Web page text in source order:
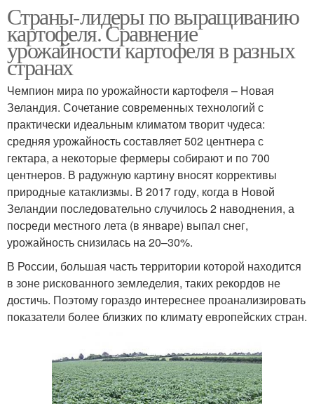
Страны-лидеры по выращиванию
картофеля. Сравнение
урожайности картофеля в разных
странах
Чемпион мира по урожайности картофеля – Новая
Зеландия. Сочетание современных технологий с
практически идеальным климатом творит чудеса:
средняя урожайность составляет 502 центнера с
гектара, а некоторые фермеры собирают и по 700
центнеров. В радужную картину вносят коррективы
природные катаклизмы. В 2017 году, когда в Новой
Зеландии последовательно случилось 2 наводнения, а
посреди местного лета (в январе) выпал снег,
урожайность снизилась на 20–30%.
В России, большая часть территории которой находится
в зоне рискованного земледелия, таких рекордов не
достичь. Поэтому гораздо интереснее проанализировать
показатели более близких по климату европейских стран.